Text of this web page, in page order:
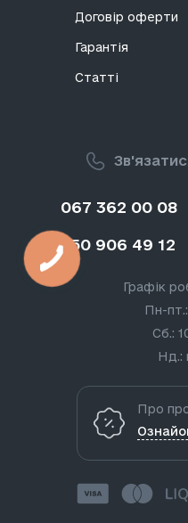
067 362 00 08
050 906 49 12
Графік
Пн-
Сб.:
Нд.:
Договір оферти
Гарантія
Статті
Про